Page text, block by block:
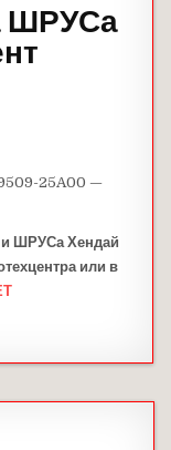
ШРУСа
25A00 —
ШРУСа Хендай
или в